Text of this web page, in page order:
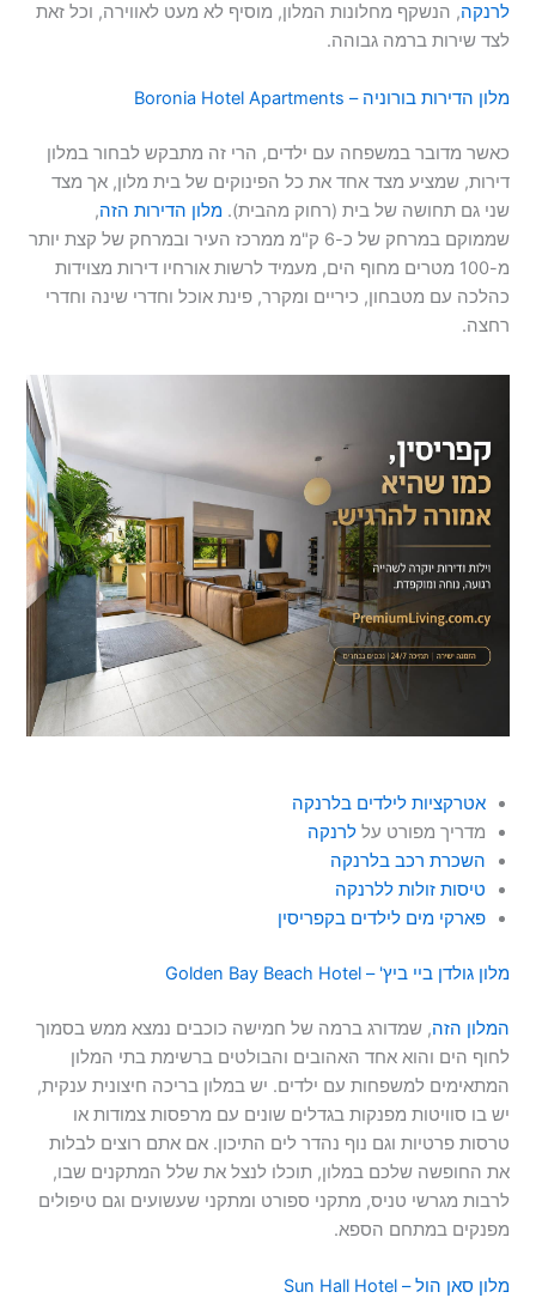
לרנקה, הנשקף מחלונות המלון, מוסיף לא מעט לאווירה, וכל זאת
לצד שירות ברמה גבוהה.
מלון הדירות בורוניה – Boronia Hotel Apartments
כאשר מדובר במשפחה עם ילדים, הרי זה מתבקש לבחור במלון
דירות, שמציע מצד אחד את כל הפינוקים של בית מלון, אך מצד
שני גם תחושה של בית (רחוק מהבית).מלון הדירות הזה,
שממוקם במרחק של כ-6 ק"מ ממרכז העיר ובמרחק של קצת יותר
מ-100 מטרים מחוף הים, מעמיד לרשות אורחיו דירות מצוידות
כהלכה עם מטבחון, כיריים ומקרר, פינת אוכל וחדרי שינה וחדרי
רחצה.
אטרקציות לילדים בלרנקה
מדריך מפורט עללרנקה
השכרת רכב בלרנקה
טיסות זולות ללרנקה
פארקי מים לילדים בקפריסין
מלון גולדן ביי ביץ' – Golden Bay Beach Hotel
המלון הזה, שמדורג ברמה של חמישה כוכבים נמצא ממש בסמוך
לחוף הים והוא אחד האהובים והבולטים ברשימת בתי המלון
המתאימים למשפחות עם ילדים. יש במלון בריכה חיצונית ענקית,
יש בו סוויטות מפנקות בגדלים שונים עם מרפסות צמודות או
טרסות פרטיות וגם נוף נהדר לים התיכון. אם אתם רוצים לבלות
את החופשה שלכם במלון, תוכלו לנצל את שלל המתקנים שבו,
לרבות מגרשי טניס, מתקני ספורט ומתקני שעשועים וגם טיפולים
מפנקים במתחם הספא.
מלון סאן הול – Sun Hall Hotel